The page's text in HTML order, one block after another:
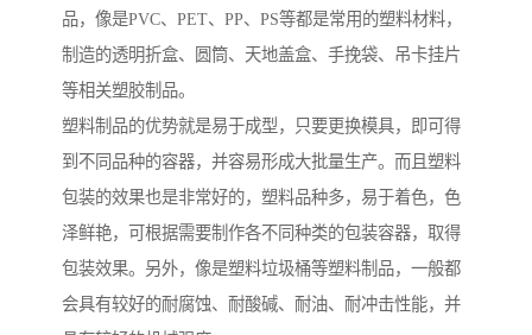
品，像是PVC、PET、PP、PS等都是常用的塑料材料，
制造的透明折盒、圆筒、天地盖盒、手挽袋、吊卡挂片
等相关塑胶制品。
塑料制品的优势就是易于成型，只要更换模具，即可得
到不同品种的容器，并容易形成大批量生产。而且塑料
包装的效果也是非常好的，塑料品种多，易于着色，色
泽鲜艳，可根据需要制作各不同种类的包装容器，取得
包装效果。另外，像是塑料垃圾桶等塑料制品，一般都
会具有较好的耐腐蚀、耐酸碱、耐油、耐冲击性能，并